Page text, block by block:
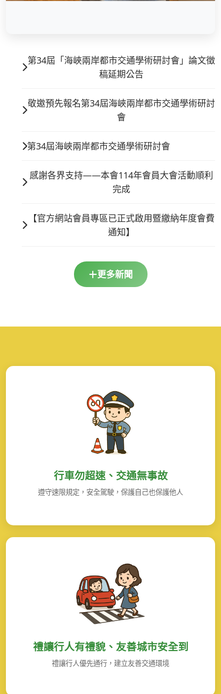
第34屆「海峽兩岸都市交通學術研討會」論文徵
稿延期公告
敬邀預先報名第34屆海峽兩岸都市交通學術研討
會
第34屆海峽兩岸都市交通學術研討會
感謝各界支持——本會114年會員大會活動順利
完成
【官方網站會員專區已正式啟用暨繳納年度會費
通知】
更多新聞
行車勿超速、交通無事故
遵守速限規定，安全駕駛，保護自己也保護他人
禮讓行人有禮貌、友善城市安全到
禮讓行人優先通行，建立友善交通環境